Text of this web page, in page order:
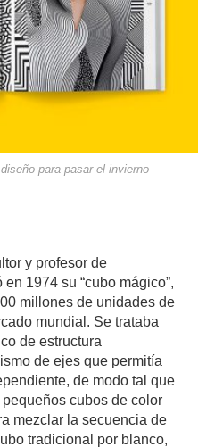
para pasar el invierno
y profesor de
1974 su “cubo mágico”,
millones de unidades de
mundial. Se trataba
de estructura
de ejes que permitía
de modo tal que
cubos de color
mezclar la secuencia de
tradicional por blanco,